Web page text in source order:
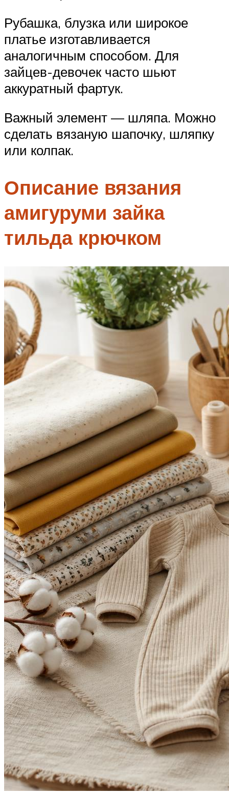
Рубашка, блузка или широкое
платье изготавливается
аналогичным способом. Для
зайцев-девочек часто шьют
аккуратный фартук.
Важный элемент — шляпа. Можно
сделать вязаную шапочку, шляпку
или колпак.
Описание вязания
амигуруми зайка
тильда крючком